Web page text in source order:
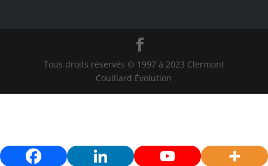
Tous droits réservés © 1997 à 2023 Clermont
Couillard Évolution